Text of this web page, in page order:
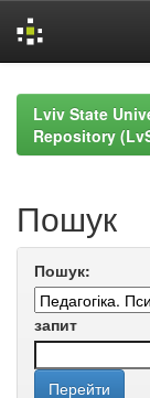
navigationLviv State
Repository
Пошук
Пошук:
запит